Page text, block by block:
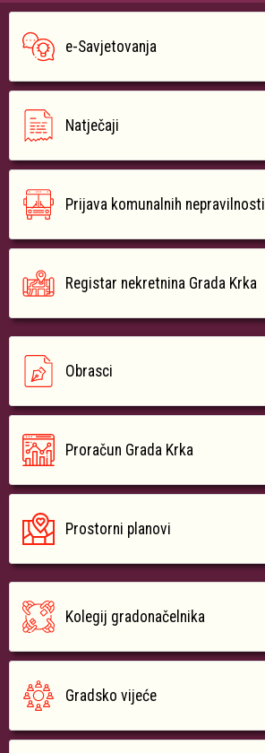
e-Savjetovanja
Natječaji
Prijava komunalnih nepravilnosti
Registar nekretnina Grada Krka
Obrasci
Proračun Grada Krka
Prostorni planovi
Kolegij gradonačelnika
Gradsko vijeće